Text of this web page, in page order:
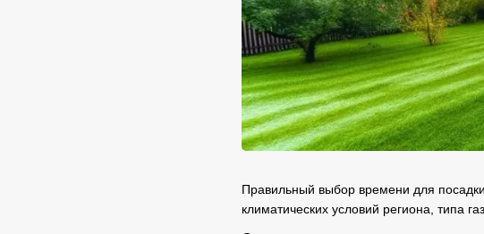
Правильный выбор времени для
климатических условий региона, типа